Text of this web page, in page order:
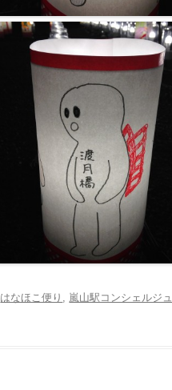
はなほこ便り , 嵐山駅コンシェルジュ